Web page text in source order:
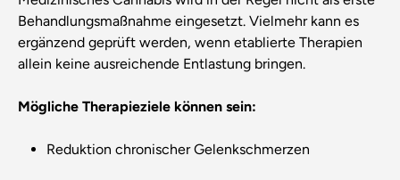
Behandlungsmaßnahme eingesetzt. Vielmehr kann es
ergänzend geprüft werden, wenn etablierte Therapien
allein keine ausreichende Entlastung bringen.
Mögliche Therapieziele können sein:
Reduktion chronischer Gelenkschmerzen